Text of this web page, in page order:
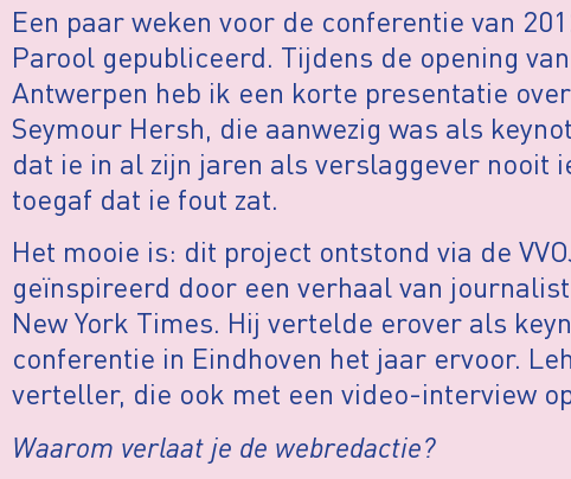
Een paar weken voor de conferentie van
Parool gepubliceerd. Tijdens de opening
Antwerpen heb ik een korte presentatie
Seymour Hersh, die aanwezig was als
dat ie in al zijn jaren als verslaggever nooit
toegaf dat ie fout zat.
Het mooie is: dit project ontstond via de
geïnspireerd door een verhaal van
New York Times. Hij vertelde erover als
conferentie in Eindhoven het jaar ervoor.
verteller, die ook met een video-interview
Waarom verlaat je de webredactie?